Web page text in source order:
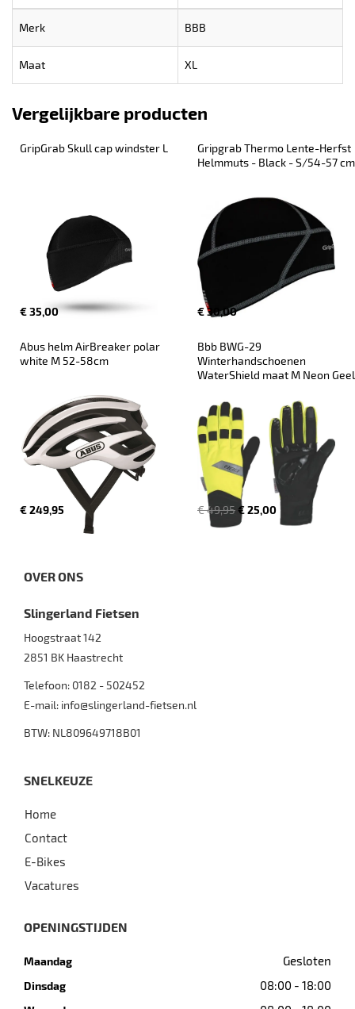
Merk BBB
Maat XL
Vergelijkbare producten
GripGrab Skull cap windster L
€ 35,00
Gripgrab Thermo Lente-Herfst
Helmmuts - Black - S/54-57 cm
€ 30,00
Abus helm AirBreaker polar
white M 52-58cm
€ 249,95
Bbb BWG-29
Winterhandschoenen
WaterShield maat M Neon Geel
€ 49,95€ 25,00
OVER ONS
Slingerland Fietsen
Hoogstraat 142
2851 BK Haastrecht
Telefoon: 0182 - 502452
E-mail: info@slingerland-fietsen.nl
BTW: NL809649718B01
SNELKEUZE
Home
Contact
E-Bikes
Vacatures
OPENINGSTIJDEN
Maandag Gesloten
Dinsdag 08:00 - 18:00